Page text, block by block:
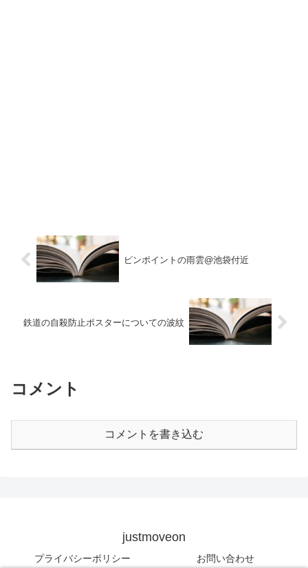
ピンポイントの雨雲@池袋付近
鉄道の自殺防止ポスターについての波紋
コメント
コメントを書き込む
justmoveon
プライバシーポリシー お問い合わせ